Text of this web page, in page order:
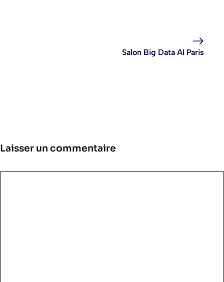
Salon Big Data AI Paris
Laisser un commentaire